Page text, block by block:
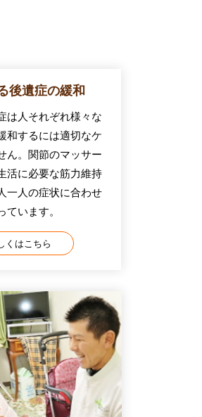
後遺症の緩和
は人それぞれ様々な
和するには適切なケ
ん。関節のマッサー
活に必要な筋力維持
一人の症状に合わせ
ています。
くはこちら